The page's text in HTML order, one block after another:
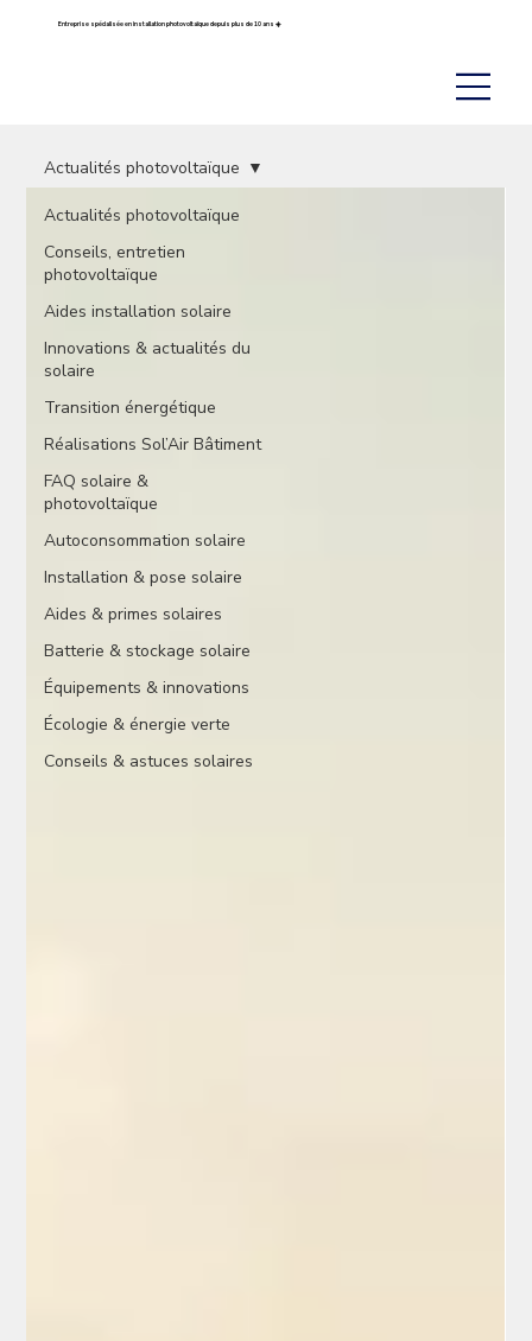
Entreprise spécialisée en installation photovoltaïque depuis plus de 10 ans ☀️
Actualités photovoltaïque
Conseils, entretien
photovoltaïque
Aides installation solaire
Innovations & actualités du
solaire
Transition énergétique
Réalisations Sol’Air Bâtiment
FAQ solaire &
photovoltaïque
Autoconsommation solaire
Installation & pose solaire
Aides & primes solaires
Batterie & stockage solaire
Équipements & innovations
Écologie & énergie verte
Conseils & astuces solaires
Actualités photovoltaïque